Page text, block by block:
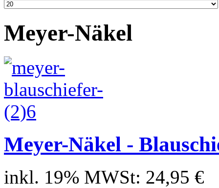
Meyer-Näkel
Meyer-Näkel -
inkl. 19% MWSt: 24,95 €